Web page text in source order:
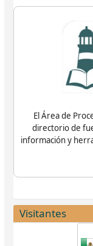
El Área de
directorio de
información y
Visitantes